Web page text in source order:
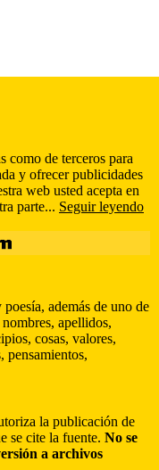
como de terceros para
y ofrecer publicidades
web usted acepta en
parte... Seguir leyendo
además de uno de
apellidos,
cosas, valores,
pensamientos,
la publicación de
se cite la fuente. No se
a archivos